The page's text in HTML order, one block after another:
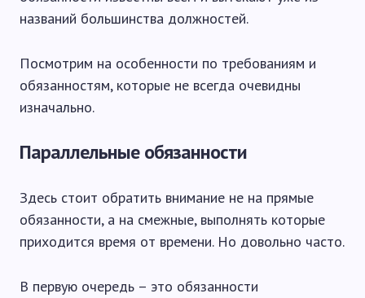
названий большинства должностей.
Посмотрим на особенности по требованиям и
обязанностям, которые не всегда очевидны
изначально.
Параллельные обязанности
Здесь стоит обратить внимание не на прямые
обязанности, а на смежные, выполнять которые
приходится время от времени. Но довольно часто.
В первую очередь – это обязанности